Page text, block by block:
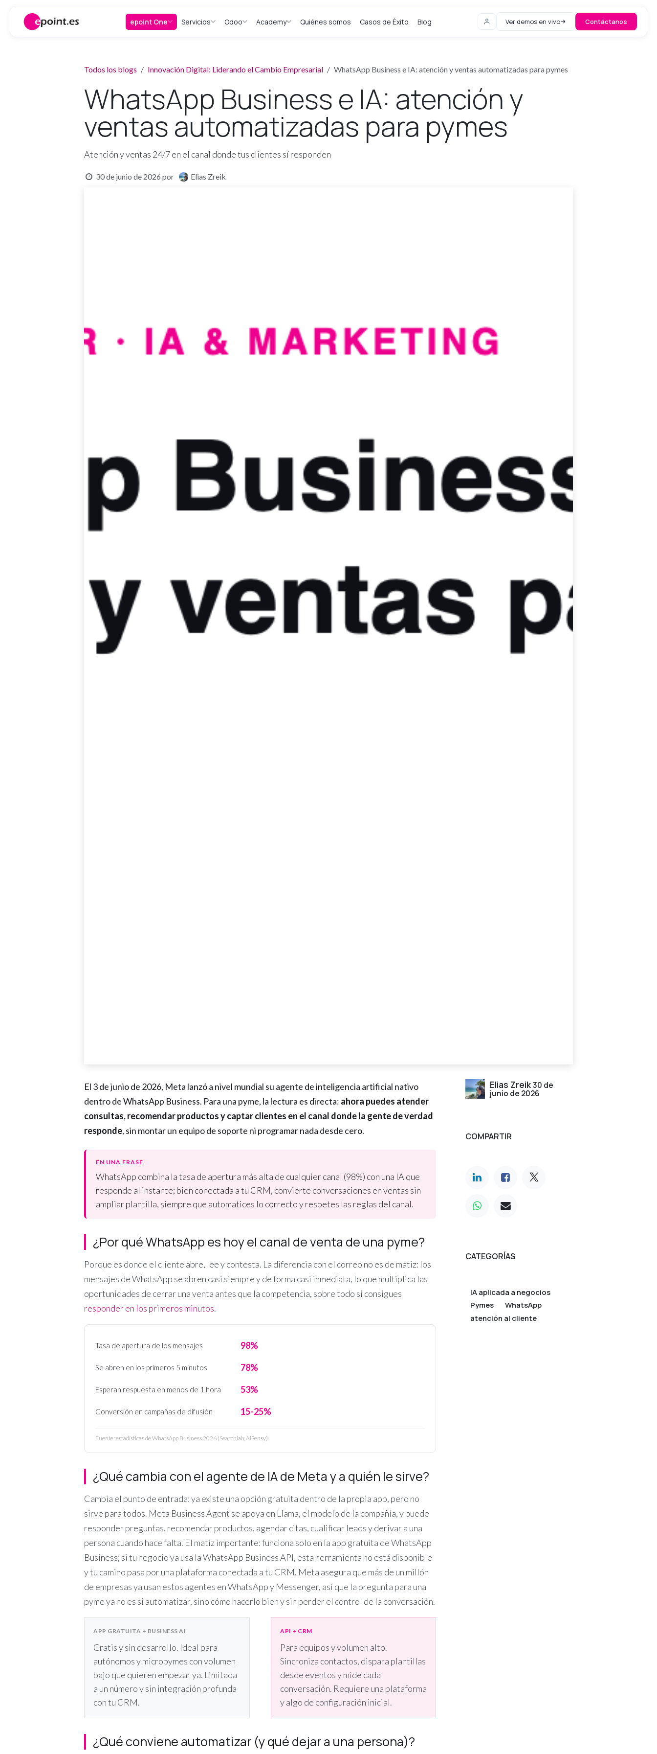
epoint One Servicios Odoo Academy Quiénes somos Casos de Éxito Blog Ver demos en vivo Contáctanos
Todos los blogs Innovación Digital: Liderando el Cambio Empresarial WhatsApp Business e IA: atención y ventas automatizadas para pymes
WhatsApp Business e IA: atención y
ventas automatizadas para pymes
Atención y ventas 24/7 en el canal donde tus clientes sí responden
30 de junio de 2026 por Elias Zreik
El 3 de junio de 2026, Meta lanzó a nivel mundial su agente de inteligencia artificial nativo
dentro de WhatsApp Business. Para una pyme, la lectura es directa: ahora puedes atender
consultas, recomendar productos y captar clientes en el canal donde la gente de verdad
responde, sin montar un equipo de soporte ni programar nada desde cero.
EN UNA FRASE
WhatsApp combina la tasa de apertura más alta de cualquier canal (98%) con una IA que
responde al instante; bien conectada a tu CRM, convierte conversaciones en ventas sin
ampliar plantilla, siempre que automatices lo correcto y respetes las reglas del canal.
¿Por qué WhatsApp es hoy el canal de venta de una pyme?
Porque es donde el cliente abre, lee y contesta. La diferencia con el correo no es de matiz: los
mensajes de WhatsApp se abren casi siempre y de forma casi inmediata, lo que multiplica las
oportunidades de cerrar una venta antes que la competencia, sobre todo si consigues
responder en los primeros minutos.
Tasa de apertura de los mensajes 98%
Se abren en los primeros 5 minutos 78%
Esperan respuesta en menos de 1 hora 53%
Conversión en campañas de difusión 15-25%
Fuente: estadísticas de WhatsApp Business 2026 (Searchlab, AiSensy).
¿Qué cambia con el agente de IA de Meta y a quién le sirve?
Cambia el punto de entrada: ya existe una opción gratuita dentro de la propia app, pero no
sirve para todos. Meta Business Agent se apoya en Llama, el modelo de la compañía, y puede
responder preguntas, recomendar productos, agendar citas, cualificar leads y derivar a una
persona cuando hace falta. El matiz importante: funciona solo en la app gratuita de WhatsApp
Business; si tu negocio ya usa la WhatsApp Business API, esta herramienta no está disponible
y tu camino pasa por una plataforma conectada a tu CRM. Meta asegura que más de un millón
de empresas ya usan estos agentes en WhatsApp y Messenger, así que la pregunta para una
pyme ya no es si automatizar, sino cómo hacerlo bien y sin perder el control de la conversación.
APP GRATUITA + BUSINESS AI
Gratis y sin desarrollo. Ideal para
autónomos y micropymes con volumen
bajo que quieren empezar ya. Limitada
a un número y sin integración profunda
con tu CRM.
API + CRM
Para equipos y volumen alto.
Sincroniza contactos, dispara plantillas
desde eventos y mide cada
conversación. Requiere una plataforma
y algo de configuración inicial.
¿Qué conviene automatizar (y qué dejar a una persona)?
Elias Zreik30 de
junio de 2026
COMPARTIR
CATEGORÍAS
IA aplicada a negocios
Pymes
WhatsApp
atención al cliente